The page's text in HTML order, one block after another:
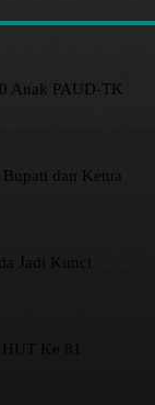
Anak PAUD-TK
dan Ketua
Jadi Kunci
Ke 81